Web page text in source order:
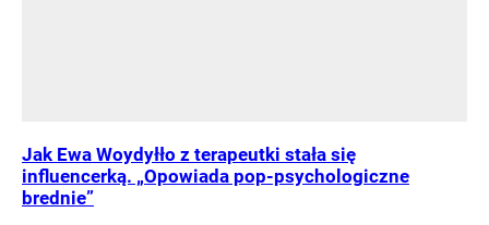
Jak Ewa Woydyłło z terapeutki stała się
influencerką. „Opowiada pop-psychologiczne
brednie”